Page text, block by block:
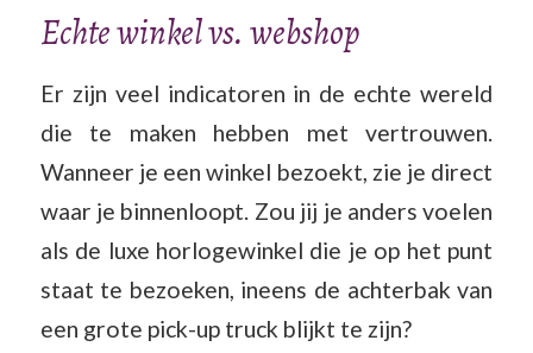
Echte winkel vs. webshop
Er zijn veel indicatoren in de echte wereld
die te maken hebben met vertrouwen.
Wanneer je een winkel bezoekt, zie je direct
waar je binnenloopt. Zou jij je anders voelen
als de luxe horlogewinkel die je op het punt
staat te bezoeken, ineens de achterbak van
een grote pick-up truck blijkt te zijn?